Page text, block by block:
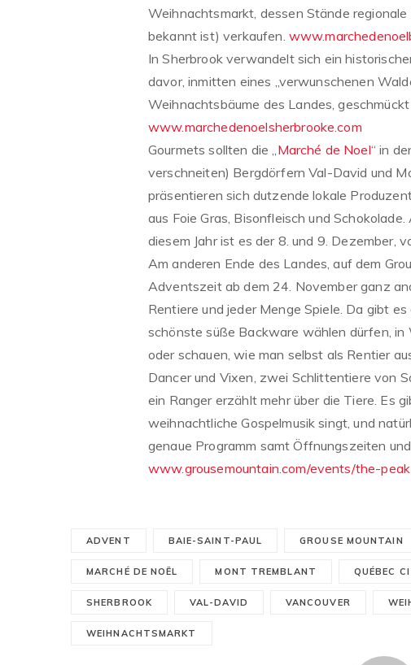
Weihnachtsmarkt, dessen Stände
bekannt ist) verkaufen.
In Sherbrook verwandelt sich ein
davor, inmitten eines „verwunschenen
Weihnachtsbäume des Landes,
www.marchedenoelsherbrooke.com
Gourmets sollten die „Marché de Noel“ in
verschneiten) Bergdörfern Val-David und
präsentieren sich dutzende lokale
aus Foie Gras, Bisonfleisch und
diesem Jahr ist es der 8. und 9. Dezember,
Am anderen Ende des Landes, auf dem
Adventszeit ab dem 24. November ganz
Rentiere und jeder Menge Spiele. Da gibt
schönste süße Backware wählen dürfen, in
oder schauen, wie man selbst als Rentier
Dancer und Vixen, zwei Schlittentiere von
ein Ranger erzählt mehr über die Tiere. Es
weihnachtliche Gospelmusik singt, und
genaue Programm samt Öffnungszeiten
www.grousemountain.com/events/the-
ADVENT BAIE-SAINT-PAUL GROUSE MOUNTAIN
MARCHÉ DE NOËL MONT TREMBLANT QUÉBEC
SHERBROOK VAL-DAVID VANCOUVER
WEIHNACHTSMARKT